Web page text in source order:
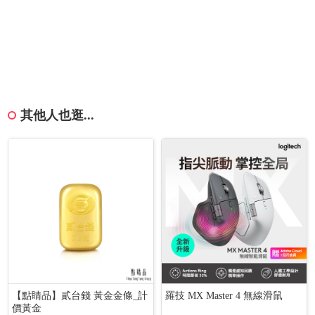
其他人也逛...
【點睛品】貳台錢 黃金金條_計
價黃金
羅技 MX Master 4 無線滑鼠